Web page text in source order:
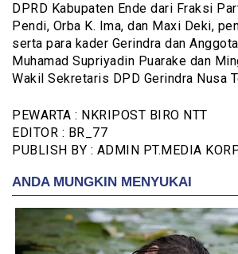
DPRD Kabupaten Ende dari Fraksi
Pendi, Orba K. Ima, dan Maxi Deki,
serta para kader Gerindra dan
Muhamad Supriyadin Puarake dan
Wakil Sekretaris DPD Gerindra Nusa
PEWARTA : NKRIPOST BIRO NTT
EDITOR : BR_77
PUBLISH BY : ADMIN PT.MEDIA